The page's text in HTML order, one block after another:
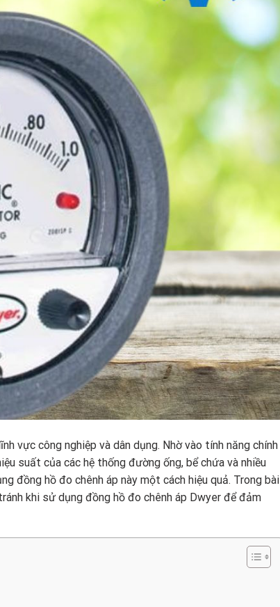
vực công nghiệp và dân dụng. Nhờ vào tính năng chính
suất của các hệ thống đường ống, bể chứa và nhiều
đồng hồ đo chênh áp này một cách hiệu quả. Trong bài
khi sử dụng đồng hồ đo chênh áp Dwyer để đảm